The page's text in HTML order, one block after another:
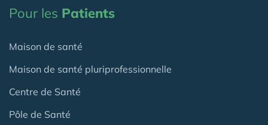
Pour les Patients
Maison de santé
Maison de santé pluriprofessionnelle
Centre de Santé
Pôle de Santé